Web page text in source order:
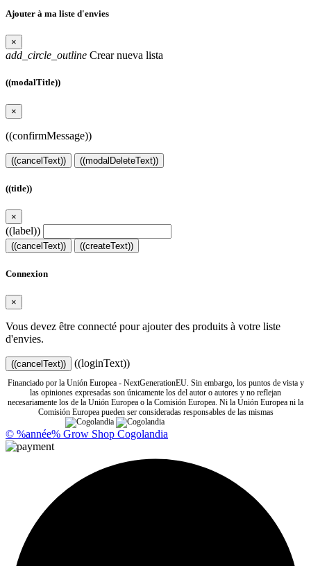
Ajouter à ma liste d'envies
×
add_circle_outline Crear nueva lista
((modalTitle))
×
((confirmMessage))
((cancelText)) ((modalDeleteText))
((title))
×
((label))
((cancelText)) ((createText))
Connexion
×
Vous devez être connecté pour ajouter des produits à votre liste
d'envies.
((cancelText)) ((loginText))
Financiado por la Unión Europea - NextGenerationEU. Sin embargo, los puntos de vista y
las opiniones expresadas son únicamente los del autor o autores y no reflejan
necesariamente los de la Unión Europea o la Comisión Europea. Ni la Unión Europea ni la
Comisión Europea pueden ser consideradas responsables de las mismas
© %année% Grow Shop Cogolandia